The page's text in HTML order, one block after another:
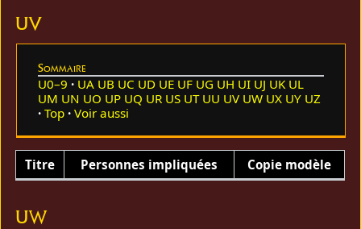
UV
Sommaire
U0–9 UA UB UC UD UE UF UG UH UI UJ UK UL
UM UN UO UP UQ UR US UT UU UV UW UX UY UZ
Top
Voir aussi
Titre Personnes impliquées Copie modèle
UW